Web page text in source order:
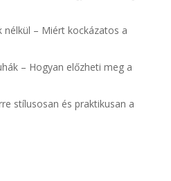
nélkül – Miért kockázatos a
– Hogyan előzheti meg a
stílusosan és praktikusan a